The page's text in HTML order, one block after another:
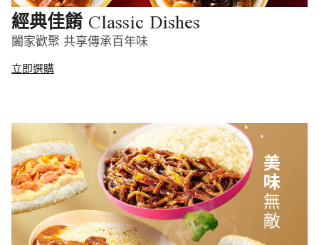
經典佳餚 Classic Dishes
闔家歡聚 共享傳承百年味
立即選購